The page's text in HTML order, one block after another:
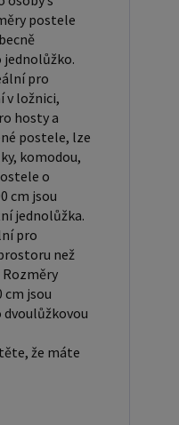
a jakékoliv
Laťkový
volbou pro ty,
cenově dostupný
rošt se skládá z
textilií. Rošt
vzduchu a
je tvořen 12
příčky roštu
příčkami jsou
vzhled a
snadno se
a opotřebení.
Nebo
postele
jednolůžko.
pro
v ložnici,
hosty a
postele, lze
komodou,
o
cm jsou
jednolůžka.
pro
než
cm jsou
dvoulůžkovou
že máte